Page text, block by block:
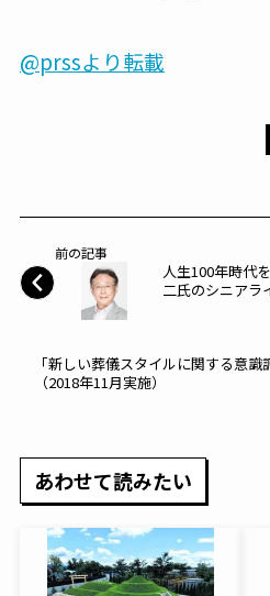
@prssより転載
前の記事
人生100年時代
二氏のシニアラ
「新しい葬儀スタイルに関する意識
（2018年11月実施）
あわせて読みたい